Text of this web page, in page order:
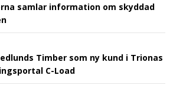
samlar information om skyddad
Timber som ny kund i Trionas
C-Load